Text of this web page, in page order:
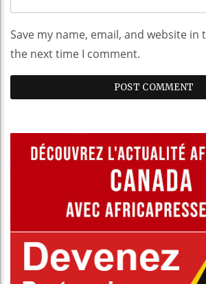
Save my name, email, and website
the next time I comment.